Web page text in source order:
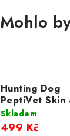
Mohlo
Hunting Dog
PeptiVet Skin
Coat; 1,5 kg
Skladem
499 Kč